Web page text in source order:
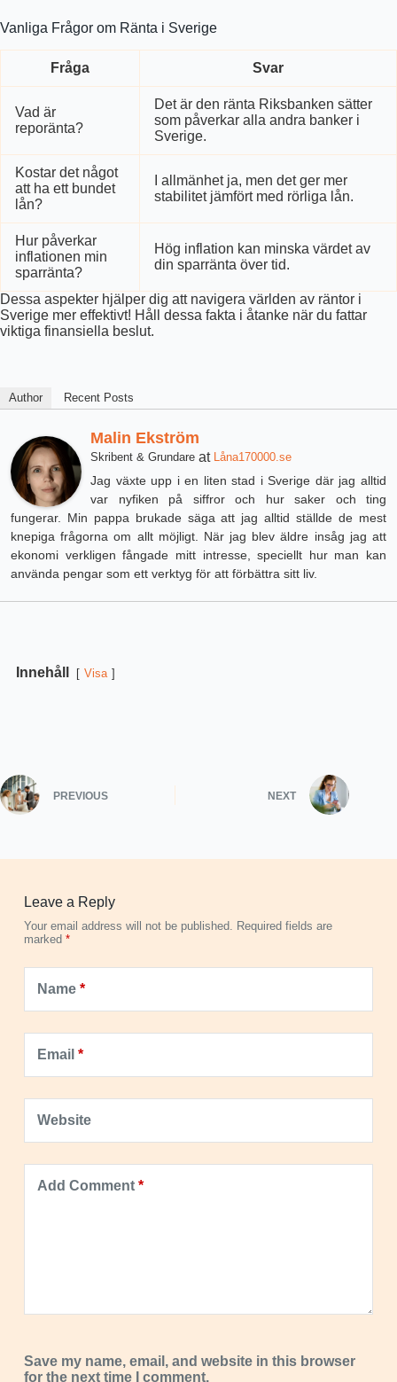
Vanliga Frågor om Ränta i Sverige
Fråga Svar
Vad är
reporänta?
Det är den ränta Riksbanken sätter
som påverkar alla andra banker i
Sverige.
Kostar det något
att ha ett bundet
lån?
I allmänhet ja, men det ger mer
stabilitet jämfört med rörliga lån.
Hur påverkar
inflationen min
sparränta?
Hög inflation kan minska värdet av
din sparränta över tid.
Dessa aspekter hjälper dig att navigera världen av räntor i
Sverige mer effektivt! Håll dessa fakta i åtanke när du fattar
viktiga finansiella beslut.
Author Recent Posts
Malin Ekström
Skribent & Grundare at Låna170000.se
Jag växte upp i en liten stad i Sverige där jag alltid
var nyfiken på siffror och hur saker och ting
fungerar. Min pappa brukade säga att jag alltid ställde de mest
knepiga frågorna om allt möjligt. När jag blev äldre insåg jag att
ekonomi verkligen fångade mitt intresse, speciellt hur man kan
använda pengar som ett verktyg för att förbättra sitt liv.
Innehåll Visa
PREVIOUS NEXT
Leave a Reply
Your email address will not be published. Required fields are
marked *
Name*
Email *
Website
Add Comment*
Save my name, email, and website in this browser
for the next time I comment.